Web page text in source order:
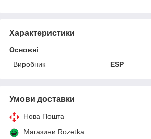
Характеристики
Основні
Виробник
ESP
Умови доставки
Нова Пошта
Магазини Rozetka